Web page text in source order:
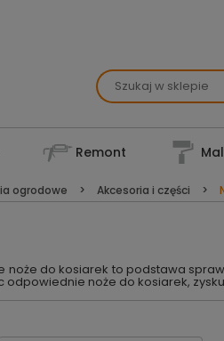
Remont
ogrodowe Akcesoria i części
do kosiarek to podstawa
noże do kosiarek,